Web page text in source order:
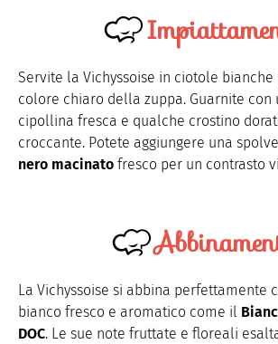
Servite la Vichyssoise in ciotole
colore chiaro della zuppa. Guarnite con
cipollina fresca e qualche crostino
croccante. Potete aggiungere una
nero macinato fresco per un contrasto
La Vichyssoise si abbina perfettamente
bianco fresco e aromatico come il
DOC. Le sue note fruttate e floreali